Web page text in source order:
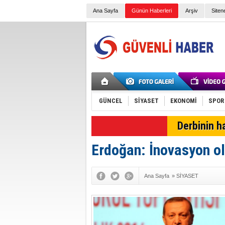
Ana Sayfa Günün Haberleri Arşiv
GÜNCEL SİYASET EKONOMİ SPOR
Derbinin
Erdoğan: İnovasyon
Ana Sayfa » SİYASET